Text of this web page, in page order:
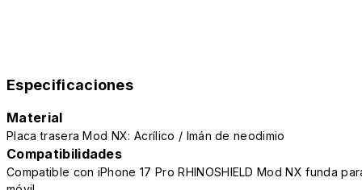
Especificaciones
Material
Placa trasera Mod NX: Acrílico / Imán de neodimio
Compatibilidades
Compatible con iPhone 17 Pro RHINOSHIELD Mod NX funda